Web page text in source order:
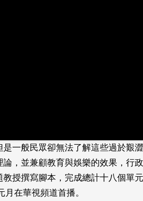
一般民眾卻無法了解這些過於艱
，並兼顧教育與娛樂的效果，行
授撰寫腳本，完成總計十八個單
在華視頻道首播。